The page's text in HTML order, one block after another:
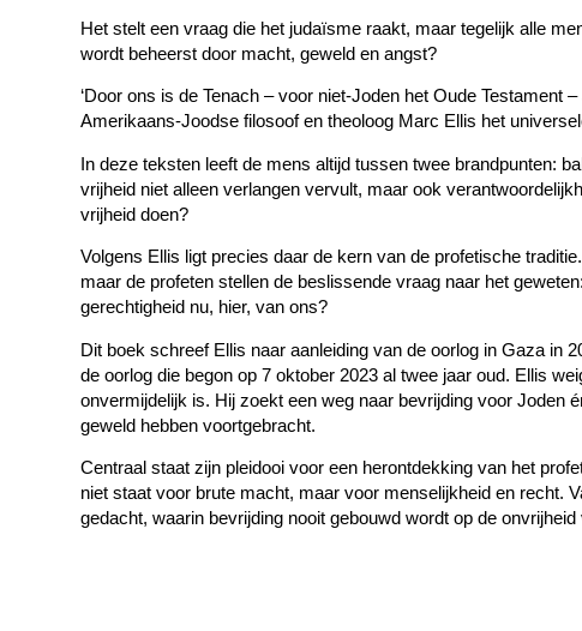
Het stelt een vraag die het judaïsme raakt, maar tegelijk alle
wordt beheerst door macht, geweld en angst?
‘Door ons is de Tenach – voor niet-Joden het Oude Testament
Amerikaans-Joodse filosoof en theoloog Marc Ellis het
In deze teksten leeft de mens altijd tussen twee brandpunten:
vrijheid niet alleen verlangen vervult, maar ook
vrijheid doen?
Volgens Ellis ligt precies daar de kern van de profetische
maar de profeten stellen de beslissende vraag naar het
gerechtigheid nu, hier, van ons?
Dit boek schreef Ellis naar aanleiding van de oorlog in Gaza in
de oorlog die begon op 7 oktober 2023 al twee jaar oud. Ellis
onvermijdelijk is. Hij zoekt een weg naar bevrijding voor Joden
geweld hebben voortgebracht.
Centraal staat zijn pleidooi voor een herontdekking van het
niet staat voor brute macht, maar voor menselijkheid en recht.
gedacht, waarin bevrijding nooit gebouwd wordt op de onvrijheid